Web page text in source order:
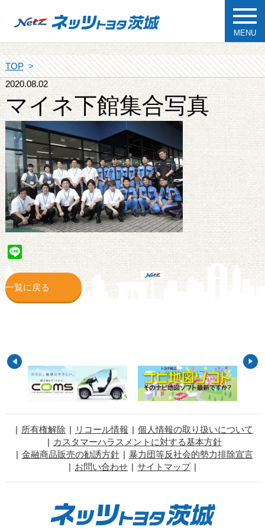
MENU
TOP
2020.08.02
マイネ下館集合写真
Line
一覧に戻る
所有権解除 リコール情報
個人情報の取り扱いについて
カスタマーハラスメントに対する基本方針
金融商品販売の勧誘方針
暴力団等反社会的勢力排除宣言
お問い合わせ
サイトマップ